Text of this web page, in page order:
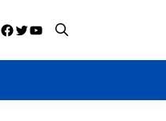
Facebook
Twitter
YouTube